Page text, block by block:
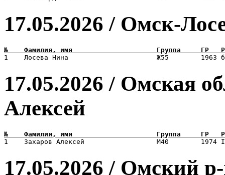
17.05.2026 / Омск-
17.05.2026 / Омская
Алексей
17.05.2026 / Омский